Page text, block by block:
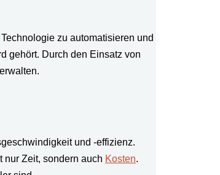
zu automatisieren und
gehört. Durch den Einsatz von
und -effizienz.
nur Zeit, sondern auch Kosten.